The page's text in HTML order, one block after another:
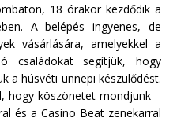
18 órakor kezdődik a
A belépés ingyenes, de
vásárlására, amelyekkel a
családokat segítjük, hogy
a húsvéti ünnepi készülődést.
hogy köszönetet mondjunk –
és a Casino Beat zenekarral